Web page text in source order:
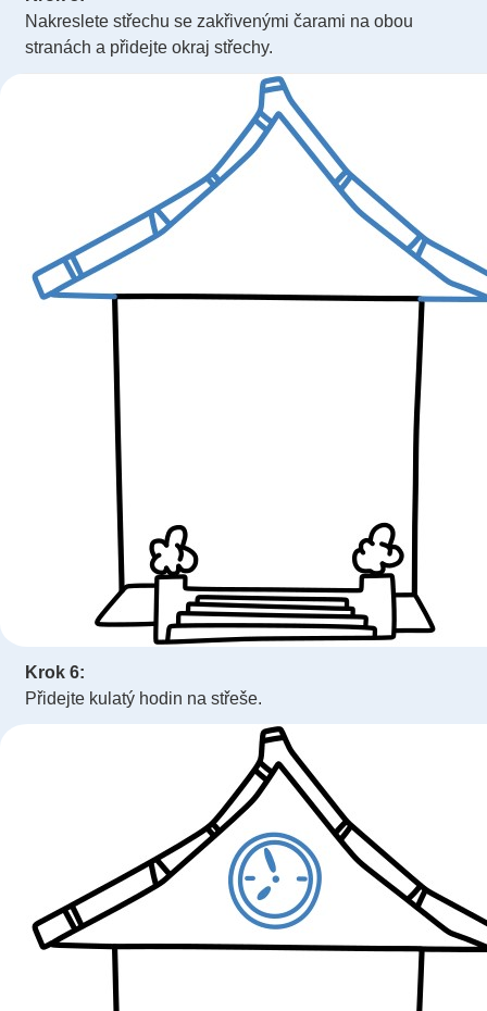
Nakreslete střechu se zakřivenými čarami na obou
stranách a přidejte okraj střechy.
Krok 6:
Přidejte kulatý hodin na střeše.